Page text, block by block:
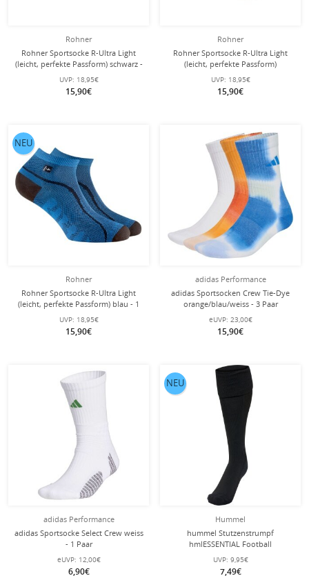
Rohner
Rohner Sportsocke R-Ultra Light
(leicht, perfekte Passform) schwarz -
1 Paar
UVP: 18,95€
15,90€
Rohner
Rohner Sportsocke R-Ultra Light
(leicht, perfekte Passform)
rosa/schwarz - 1 Paar
UVP: 18,95€
15,90€
Rohner
Rohner Sportsocke R-Ultra Light
(leicht, perfekte Passform) blau - 1
Paar
UVP: 18,95€
15,90€
NEU
adidas Performance
adidas Sportsocken Crew Tie-Dye
orange/blau/weiss - 3 Paar
eUVP: 23,00€
15,90€
adidas Performance
adidas Sportsocke Select Crew weiss
- 1 Paar
eUVP: 12,00€
6,90€
Hummel
hummel Stutzenstrumpf
hmlESSENTIAL Football
(feuchtigkeitsabsorbierend) schwarz
- 1 Paar
UVP: 9,95€
7,49€
NEU